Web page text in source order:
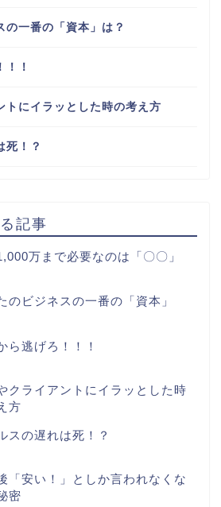
の一番の「資本」は？
！！
トにイラッとした時の考え方
死！？
記事
万まで必要なのは「〇〇」
のビジネスの一番の「資本」
ら逃げろ！！！
クライアントにイラッとした時
方
スの遅れは死！？
「安い！」としか言われなくな
密